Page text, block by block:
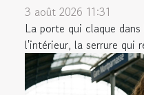
3 août 2026 11:31
La porte qui claque
l'intérieur, la serrure qui